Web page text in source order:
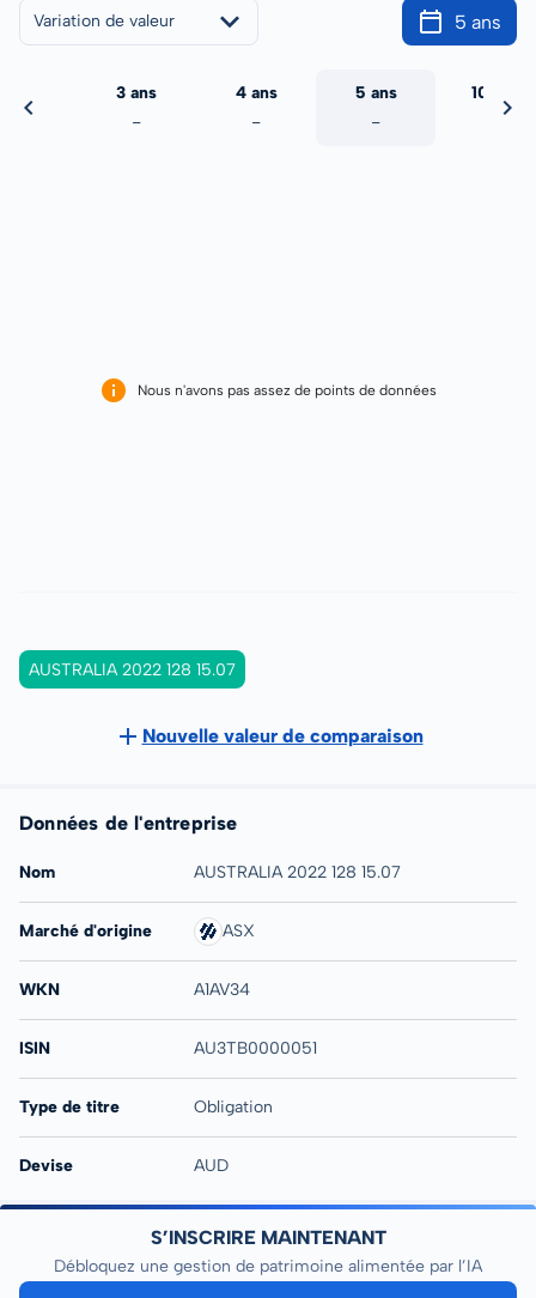
Variation de valeur 5 ans
3 ans
-
4 ans
-
5 ans
-
10 ans
Nous n'avons pas assez de points de données
AUSTRALIA 2022 128 15.07
Nouvelle valeur de comparaison
Données de l'entreprise
Nom AUSTRALIA 2022 128 15.07
Marché d'origine ASX
WKN A1AV34
ISIN AU3TB0000051
Type de titre Obligation
Devise AUD
S’INSCRIRE MAINTENANT
Débloquez une gestion de patrimoine alimentée par l’IA